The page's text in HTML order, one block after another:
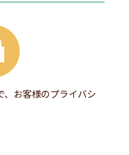
お客様のプライバシ